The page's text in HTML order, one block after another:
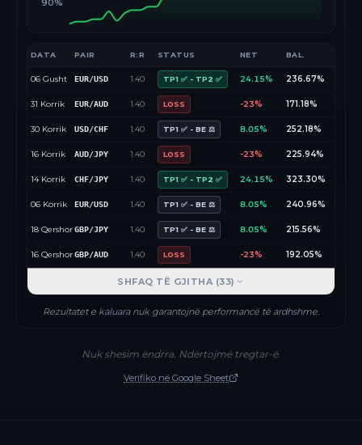
90%
DATA PAIR R:R STATUS NET BAL.
06 Gusht EUR/USD 1.40 TP1 ✅ - TP2 ✅ 24.15% 236.67%
31 Korrik EUR/AUD 1.40 LOSS -23% 171.18%
30 Korrik USD/CHF 1.40 TP1 ✅ - BE ⚖️ 8.05% 252.18%
16 Korrik AUD/JPY 1.40 LOSS -23% 225.94%
14 Korrik CHF/JPY 1.40 TP1 ✅ - TP2 ✅ 24.15% 323.30%
06 Korrik EUR/USD 1.40 TP1 ✅ - BE ⚖️ 8.05% 240.96%
18 QershorGBP/JPY 1.40 TP1 ✅ - BE ⚖️ 8.05% 215.56%
16 QershorGBP/AUD 1.40 LOSS -23% 192.05%
SHFAQ TË GJITHA (33)
Rezultatet e kaluara nuk garantojnë performancë të ardhshme.
Nuk shesim ëndrra. Ndërtojmë tregtar-ë.
Verifiko në Google Sheet